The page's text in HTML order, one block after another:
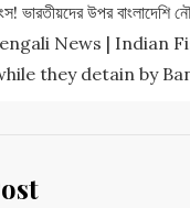
ভারতীয়দের উপর বাংলাদেশি
Bengali News | Indian
they detain by